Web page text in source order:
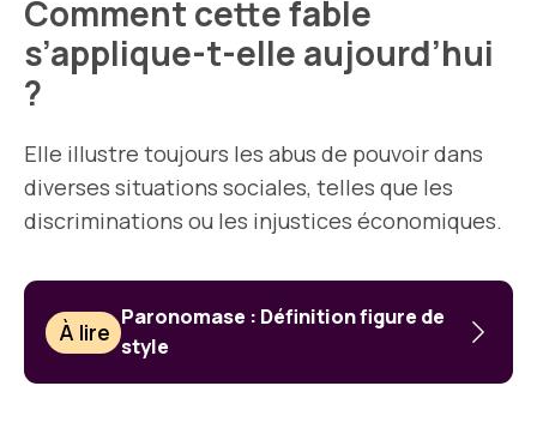
Comment cette fable
s’applique-t-elle aujourd’hui
?
Elle illustre toujours les abus de pouvoir dans
diverses situations sociales, telles que les
discriminations ou les injustices économiques.
À lire
Paronomase : Définition figure de
style